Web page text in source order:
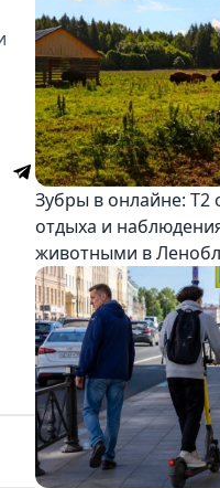
Зубры в онлайне: Т2
отдыха и
животными в